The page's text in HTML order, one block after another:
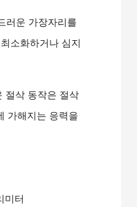
러운 가장자리를
소화하거나 심지
절삭 동작은 절삭
가해지는 응력을
미터